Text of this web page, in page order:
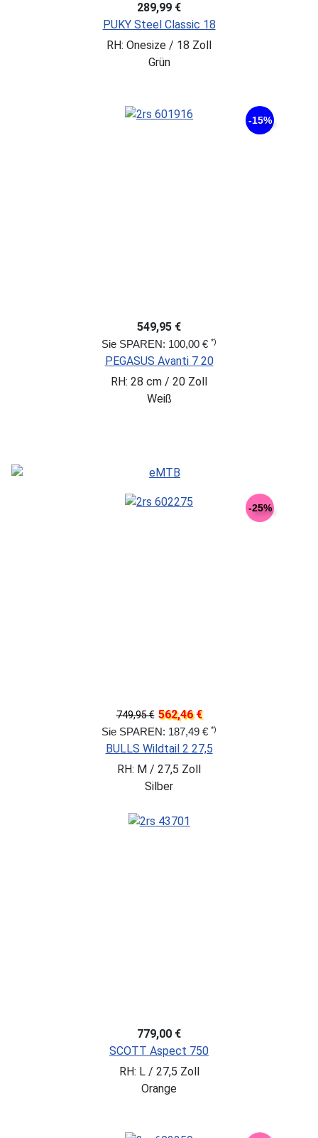
289,99 €
PUKY Steel Classic 18
RH: Onesize / 18 Zoll
Grün
-15%
549,95 €
Sie SPAREN: 100,00 € *)
PEGASUS Avanti 7 20
RH: 28 cm / 20 Zoll
Weiß
-25%
749,95 € 562,46 €
Sie SPAREN: 187,49 € *)
BULLS Wildtail 2 27,5
RH: M / 27,5 Zoll
Silber
779,00 €
SCOTT Aspect 750
RH: L / 27,5 Zoll
Orange